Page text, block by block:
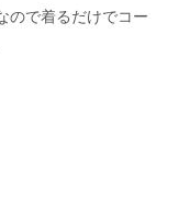
ので着るだけでコー